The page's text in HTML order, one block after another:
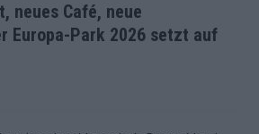
neues Café, neue
Europa-Park 2026 setzt auf